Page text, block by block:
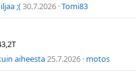
;(30.7.2026 Tomi83
aiheesta25.7.2026 motos